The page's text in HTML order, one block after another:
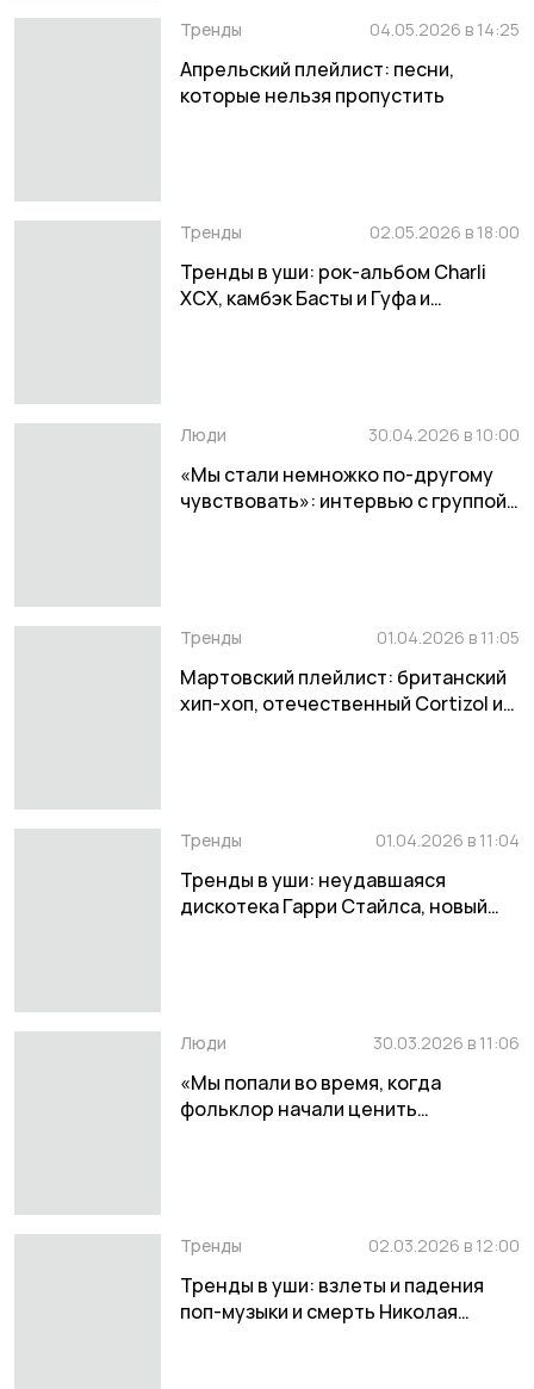
Тренды 04.05.2026 в 14:25
Апрельский плейлист: песни,
которые нельзя пропустить
Тренды 02.05.2026 в 18:00
Тренды в уши: рок-альбом Charli
XCX, камбэк Басты и Гуфа и
Люди 30.04.2026 в 10:00
«Мы стали немножко по-другому
чувствовать»: интервью с группой
Тренды 01.04.2026 в 11:05
Мартовский плейлист: британский
хип-хоп, отечественный Cortizol и
Тренды 01.04.2026 в 11:04
Тренды в уши: неудавшаяся
дискотека Гарри Стайлса, новый
Люди 30.03.2026 в 11:06
«Мы попали во время, когда
фольклор начали ценить
Тренды 02.03.2026 в 12:00
Тренды в уши: взлеты и падения
поп-музыки и смерть Николая